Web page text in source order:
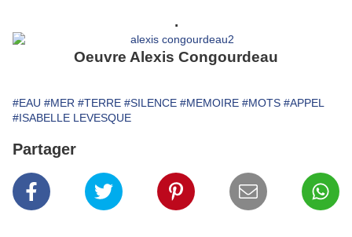
.
Oeuvre Alexis Congourdeau
#EAU #MER #TERRE #SILENCE #MEMOIRE #MOTS #APPEL
#ISABELLE LEVESQUE
Partager